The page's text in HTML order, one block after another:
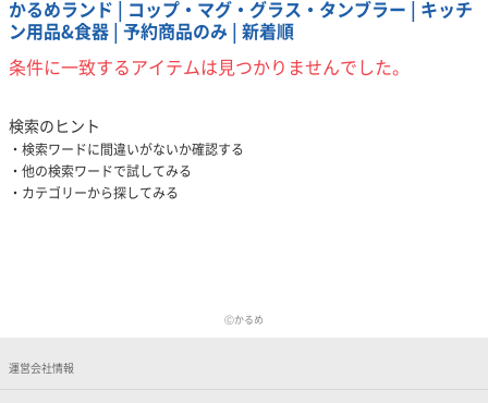
かるめランド | コップ・マグ・グラス・タンブラー | キッチ
ン用品&食器 | 予約商品のみ | 新着順
条件に一致するアイテムは見つかりませんでした。
検索のヒント
検索ワードに間違いがないか確認する
他の検索ワードで試してみる
カテゴリーから探してみる
Ⓒかるめ
運営会社情報